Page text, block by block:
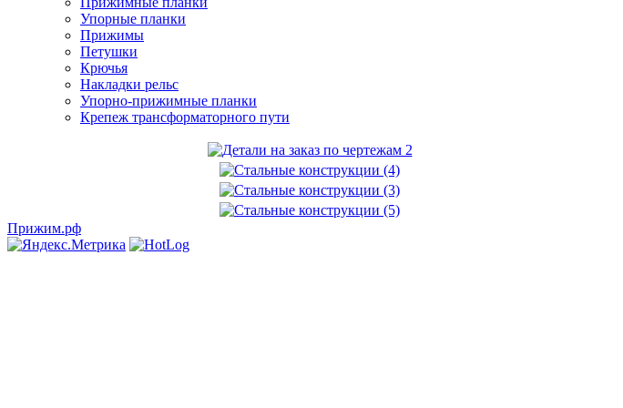
Упорные планки
Прижимы
Петушки
Крючья
Накладки рельс
Упорно-прижимные планки
Крепеж трансформаторного пути
Прижим.рф